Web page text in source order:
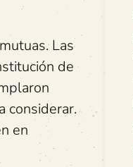
Las
de
considerar.
en